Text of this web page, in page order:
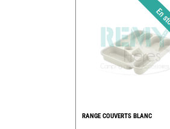
RANGE COUVERTS BLANC